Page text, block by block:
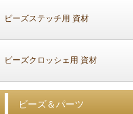
ビーズステッチ用 資材
ビーズクロッシェ用 資材
ビーズ＆パーツ